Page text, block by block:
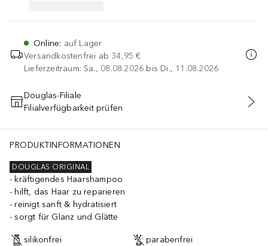
Online: auf Lager
Versandkostenfrei ab 34,95 €
Lieferzeitraum: Sa., 08.08.2026 bis Di., 11.08.2026
IN DEN WARENKORB
Douglas-Filiale
Filialverfügbarkeit prüfen
PRODUKTINFORMATIONEN
DOUGLAS ORIGINAL
kräftigendes Haarshampoo
hilft, das Haar zu reparieren
reinigt sanft & hydratisiert
sorgt für Glanz und Glätte
silikonfrei parabenfrei